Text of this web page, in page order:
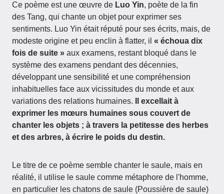
Ce poème est une œuvre de Luo Yin, poète de la fin
des Tang, qui chante un objet pour exprimer ses
sentiments. Luo Yin était réputé pour ses écrits, mais, de
modeste origine et peu enclin à flatter, il « échoua dix
fois de suite » aux examens, restant bloqué dans le
système des examens pendant des décennies,
développant une sensibilité et une compréhension
inhabituelles face aux vicissitudes du monde et aux
variations des relations humaines.
Il excellait à
exprimer les mœurs humaines sous couvert de
chanter les objets ; à travers la petitesse des herbes
et des arbres, à écrire le poids du destin.
Le titre de ce poème semble chanter le saule, mais en
réalité, il utilise le saule comme métaphore de l'homme,
en particulier les chatons de saule (Poussière de saule)